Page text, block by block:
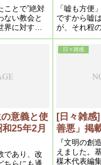
ことで”絶対
ない教会と
に対する
揺るぎない
。”わけで
絶対権力
①）
「嘘も方便
ですから嘘
が、それ程
す。罪にな
す。嘘と偽
嘘というの
しらう――
ては嘘を言
ですから嘘
のですね。
らと書きま
は中に実体
ね。
意義と使
25年2月
であり、改
日々雑感
[日々雑感
善悪」掲
『文明の創
えました。
楳木代表編